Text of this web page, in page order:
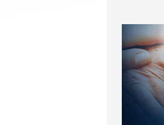
mes
favoris